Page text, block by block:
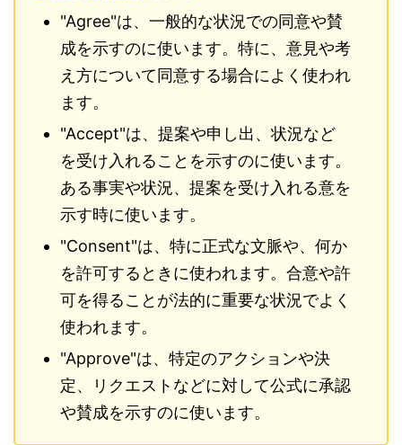
"Agree"は、一般的な状況での同意や賛
成を示すのに使います。特に、意見や考
え方について同意する場合によく使われ
ます。
"Accept"は、提案や申し出、状況など
を受け入れることを示すのに使います。
ある事実や状況、提案を受け入れる意を
示す時に使います。
"Consent"は、特に正式な文脈や、何か
を許可するときに使われます。合意や許
可を得ることが法的に重要な状況でよく
使われます。
"Approve"は、特定のアクションや決
定、リクエストなどに対して公式に承認
や賛成を示すのに使います。